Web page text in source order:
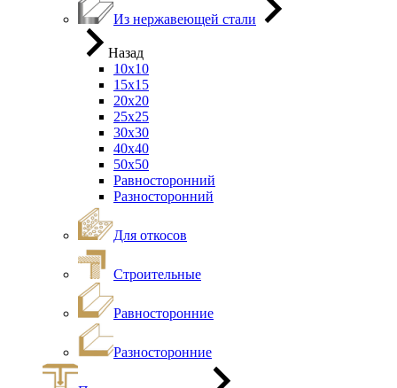
Из нержавеющей стали
Назад
10х10
15х15
20х20
25х25
30х30
40х40
50х50
Равносторонний
Разносторонний
Для откосов
Строительные
Равносторонние
Разносторонние